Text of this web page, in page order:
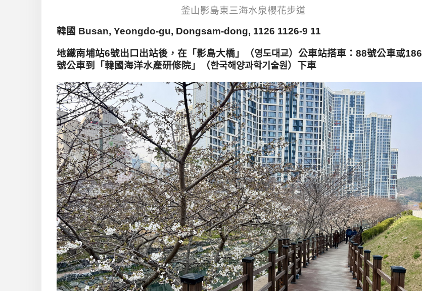
釜山影島東三海水泉櫻花步道
韓國 Busan, Yeongdo-gu, Dongsam-dong, 1126 1126-9 11
地鐵南埔站6號出口出站後，在「影島大橋」 （영도대교） 公車站搭車：88號公車或186
號公車到「韓國海洋水產研修院」 （한국해양과학기술원） 下車